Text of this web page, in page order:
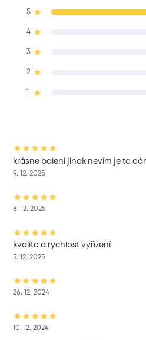
5
4
3
2
krásne baleni jinak nevím je to
9. 12. 2025
8. 12. 2025
kvalita a rychlost vyřízení
5. 12. 2025
26. 12. 2024
10. 12. 2024